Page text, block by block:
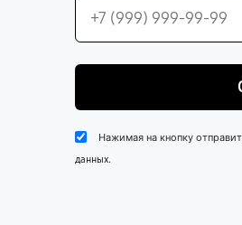
Нажимая на кнопку
данных.